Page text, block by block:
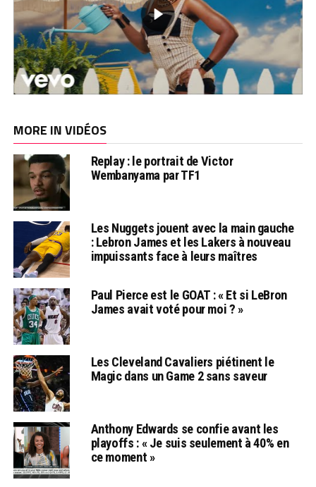
MORE IN VIDÉOS
Replay : le portrait de Victor
Wembanyama par TF1
Les Nuggets jouent avec la main gauche
: Lebron James et les Lakers à nouveau
impuissants face à leurs maîtres
Paul Pierce est le GOAT : « Et si LeBron
James avait voté pour moi ? »
Les Cleveland Cavaliers piétinent le
Magic dans un Game 2 sans saveur
Anthony Edwards se confie avant les
playoffs : « Je suis seulement à 40% en
ce moment »